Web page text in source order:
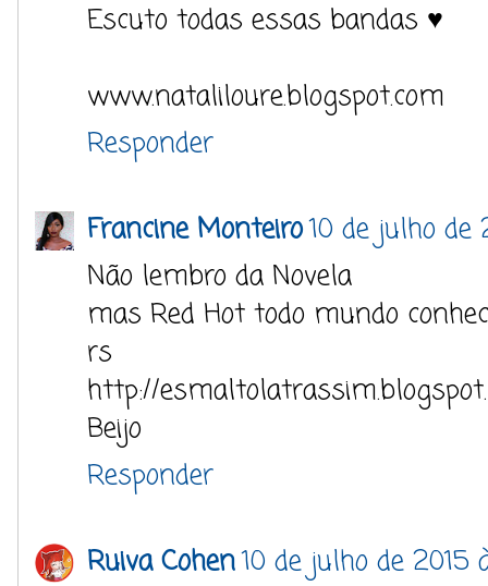
Escuto todas essas bandas ♥
www.nataliloure.blogspot.com
Responder
Francine Monteiro10 de julho de
Não lembro da Novela
mas Red Hot todo mundo
rs
http://
Beijo
Responder
Ruiva Cohen10 de julho de 2015